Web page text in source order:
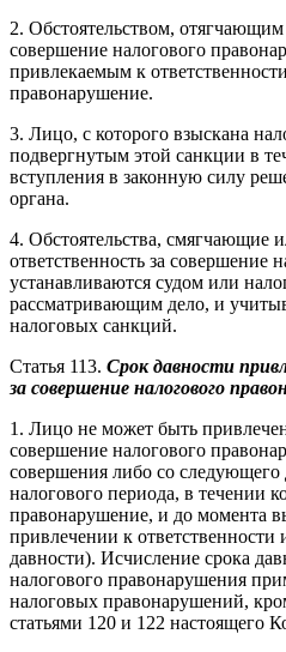
2. Обстоятельством, отягчающим
совершение налогового
привлекаемым к
правонарушение.
3. Лицо, с которого взыскана
подвергнутым этой санкции в
вступления в законную силу
органа.
4. Обстоятельства, смягчающие
ответственность за совершение
устанавливаются судом или
рассматривающим дело, и
налоговых санкций.
Статья 113. Срок давности
за совершение налогового
1. Лицо не может быть
совершение налогового
совершения либо со следующего
налогового периода, в течении
правонарушение, и до момента
привлечении к ответственности
давности). Исчисление срока
налогового правонарушения
налоговых правонарушений,
статьями 120 и 122 настоящего